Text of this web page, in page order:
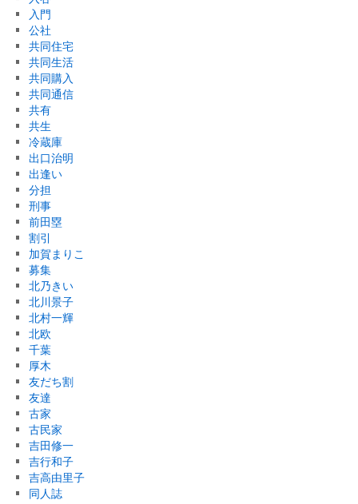
入門
公社
共同住宅
共同生活
共同購入
共同通信
共有
共生
冷蔵庫
出口治明
出逢い
分担
刑事
前田塁
割引
加賀まりこ
募集
北乃きい
北川景子
北村一輝
北欧
千葉
厚木
友だち割
友達
古家
古民家
吉田修一
吉行和子
吉高由里子
同人誌